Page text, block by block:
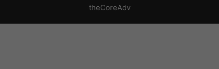
theCoreAdv